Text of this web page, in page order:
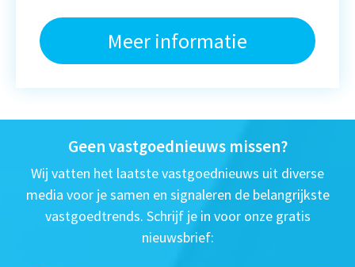
Meer informatie
Geen vastgoednieuws missen?
Wij vatten het laatste vastgoednieuws uit diverse
media voor je samen en signaleren de belangrijkste
vastgoedtrends. Schrijf je in voor onze gratis
nieuwsbrief: